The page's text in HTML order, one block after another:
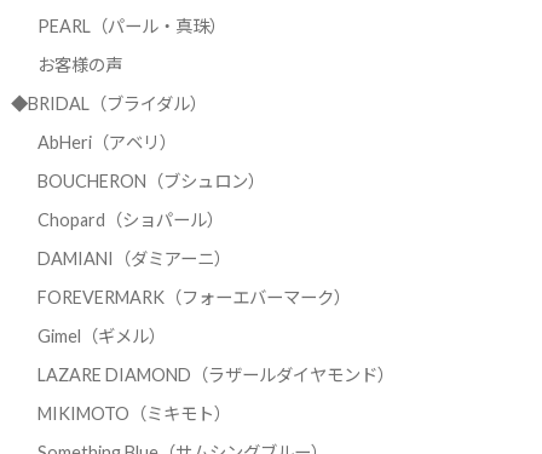
PEARL（パール・真珠）
お客様の声
◆BRIDAL（ブライダル）
AbHeri（アベリ）
BOUCHERON（ブシュロン）
Chopard（ショパール）
DAMIANI（ダミアーニ）
FOREVERMARK（フォーエバーマーク）
Gimel（ギメル）
LAZARE DIAMOND（ラザールダイヤモンド）
MIKIMOTO（ミキモト）